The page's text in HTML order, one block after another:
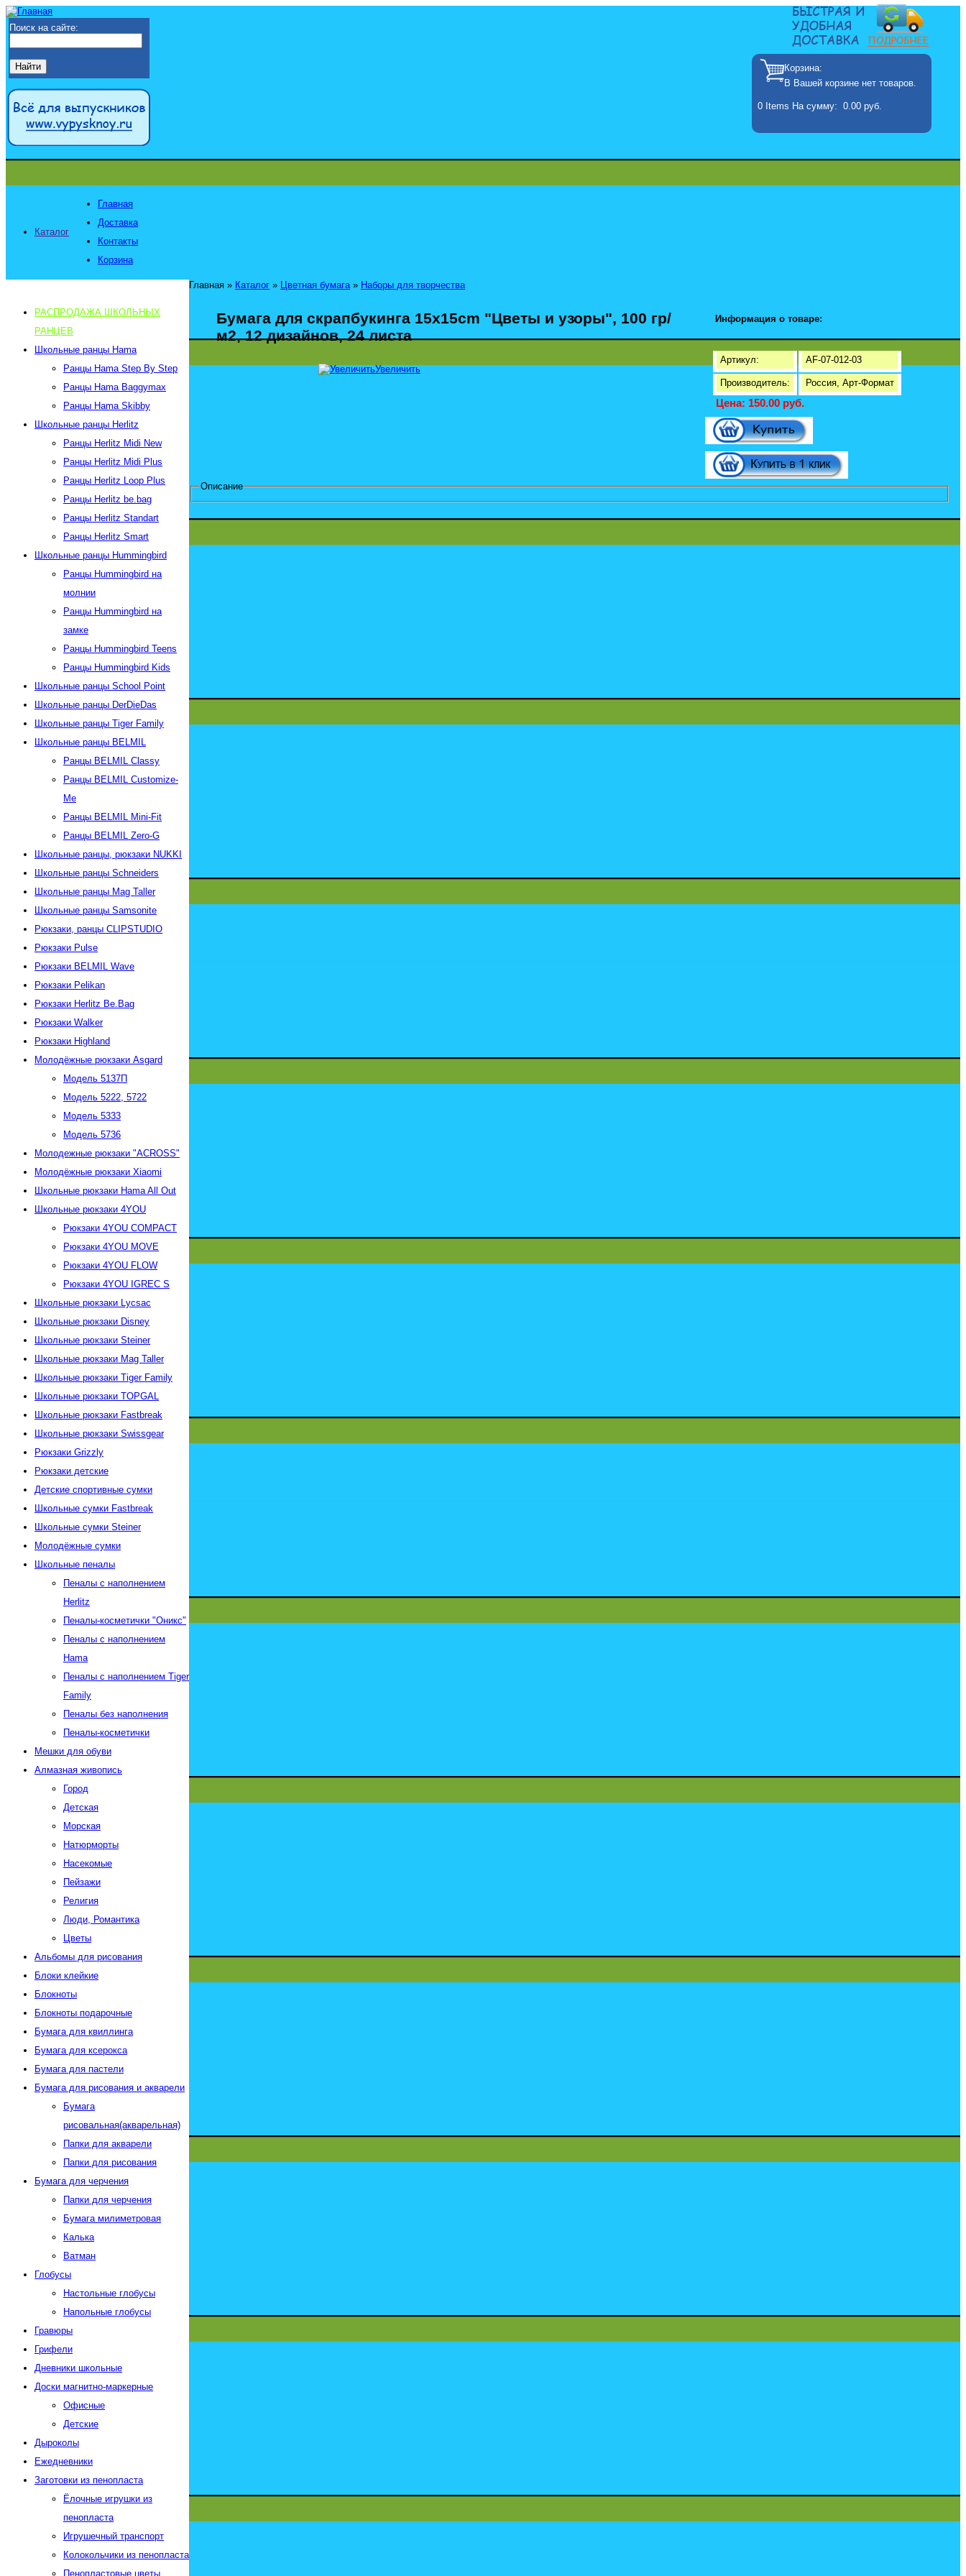
Корзина:
В Вашей корзине нет товаров.
0 Items На сумму: 0.00 руб.
Поиск на сайте:
Каталог
Главная
Доставка
Контакты
Корзина
РАСПРОДАЖА ШКОЛЬНЫХ
РАНЦЕВ
Школьные ранцы Hama
Ранцы Hama Step By Step
Ранцы Hama Baggymax
Ранцы Hama Skibby
Школьные ранцы Herlitz
Ранцы Herlitz Midi New
Ранцы Herlitz Midi Plus
Ранцы Herlitz Loop Plus
Ранцы Herlitz be.bag
Ранцы Herlitz Standart
Ранцы Herlitz Smart
Школьные ранцы Hummingbird
Ранцы Hummingbird на
молнии
Ранцы Hummingbird на
замке
Ранцы Hummingbird Teens
Ранцы Hummingbird Kids
Школьные ранцы School Point
Школьные ранцы DerDieDas
Школьные ранцы Tiger Family
Школьные ранцы BELMIL
Ранцы BELMIL Classy
Ранцы BELMIL Customize-
Me
Ранцы BELMIL Mini-Fit
Ранцы BELMIL Zero-G
Школьные ранцы, рюкзаки NUKKI
Школьные ранцы Schneiders
Школьные ранцы Mag Taller
Школьные ранцы Samsonite
Рюкзаки, ранцы CLIPSTUDIO
Рюкзаки Pulse
Рюкзаки BELMIL Wave
Рюкзаки Pelikan
Рюкзаки Herlitz Be.Bag
Рюкзаки Walker
Рюкзаки Highland
Молодёжные рюкзаки Asgard
Модель 5137П
Модель 5222, 5722
Модель 5333
Модель 5736
Молодежные рюкзаки "АСROSS"
Молодёжные рюкзаки Xiaomi
Школьные рюкзаки Hama All Out
Школьные рюкзаки 4YOU
Рюкзаки 4YOU СOMPACT
Рюкзаки 4YOU MOVE
Рюкзаки 4YOU FLOW
Рюкзаки 4YOU IGREC S
Школьные рюкзаки Lycsac
Школьные рюкзаки Disney
Школьные рюкзаки Steiner
Школьные рюкзаки Mag Taller
Школьные рюкзаки Tiger Family
Школьные рюкзаки TOPGAL
Школьные рюкзаки Fastbreak
Школьные рюкзаки Swissgear
Рюкзаки Grizzly
Рюкзаки детские
Детские спортивные сумки
Школьные сумки Fastbreak
Школьные сумки Steiner
Молодёжные сумки
Школьные пеналы
Пеналы с наполнением
Herlitz
Пеналы-косметички "Оникс"
Пеналы с наполнением
Hama
Пеналы с наполнением Tiger
Family
Пеналы без наполнения
Пеналы-косметички
Мешки для обуви
Алмазная живопись
Город
Детская
Морская
Натюрморты
Насекомые
Пейзажи
Религия
Люди, Романтика
Цветы
Альбомы для рисования
Блоки клейкие
Блокноты
Блокноты подарочные
Бумага для квиллинга
Бумага для ксерокса
Бумага для пастели
Бумага для рисования и акварели
Бумага
рисовальная(акварельная)
Папки для акварели
Папки для рисования
Бумага для черчения
Папки для черчения
Бумага милиметровая
Калька
Ватман
Глобусы
Настольные глобусы
Напольные глобусы
Гравюры
Грифели
Дневники школьные
Доски магнитно-маркерные
Офисные
Детские
Дыроколы
Ежедневники
Заготовки из пенопласта
Ёлочные игрушки из
пенопласта
Игрушечный транспорт
Колокольчики из пенопласта
Пенопластовые цветы
Главная » Каталог » Цветная бумага» Наборы для творчества
Бумага для скрапбукинга 15x15cm "Цветы и узоры", 100 гр/
м2, 12 дизайнов, 24 листа
Увеличить
Информация о товаре:
Артикул: AF-07-012-03
Производитель: Россия, Арт-Формат
Цена: 150.00 руб.
Описание